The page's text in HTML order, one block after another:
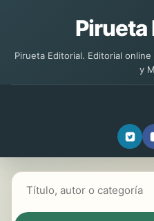
Pirueta
Pirueta Editorial. Editorial
y